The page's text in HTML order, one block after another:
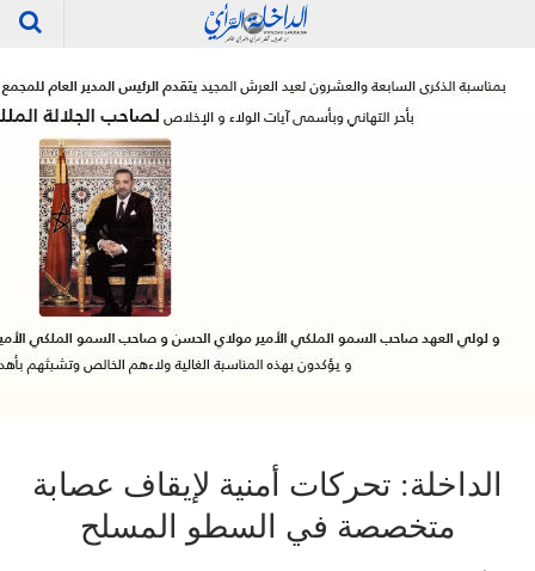
الداخلة: تحركات أمنية لإيقاف عصابة
متخصصة في السطو المسلح